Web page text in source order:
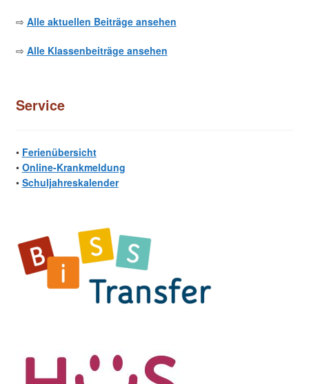
⇨ Alle aktuellen Beiträge ansehen
⇨ Alle Klassenbeiträge ansehen
Service
• Ferienübersicht
• Online-Krankmeldung
• Schuljahreskalender